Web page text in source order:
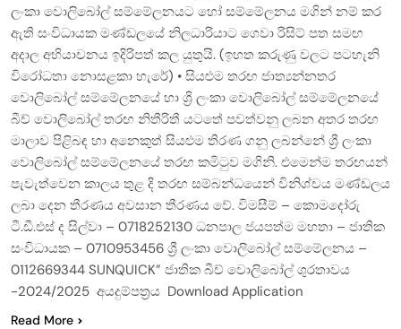
ලංකා වොලිබෝල් සම්මේලනයට හෝ සම්මේලනය මගින් නම් කර
ඇති සංවිධායක මණ්ඩලයේ නිලධාරියාට ගෙවා රිසිට් පත සමඟ
අදාල අභියාචනය ඉදිරිපත් කල යුතුයි. (ඉහත කරුණු වලට පටහැනි
විරෝධතා නොසළකා හැරේ) • සියළුම තරඟ ජාත්‍යන්නතර
වොලිබෝල් සම්මේලනයේ හා ශ්‍රි ලංකා වොලිබෝල් සම්මේලනයේ
බීච් වොලිබෝල් තරඟ නිතීරිතී යටතේ පවත්වනු ලබන අතර තරඟ
මාලාව පිළිබඳ හා අනෙකුත් සියළුම තිරණ ගනු ලබන්නේ ශ්‍රී ලංකා
වොලිබෝල් සම්මේලනයේ තරඟ කමිටුව මගිනි. එමෙන්ම තරඟයන්
පැවැත්වෙන කාලය තුළ දි තරඟ සම්බන්ධයෙන් විනිශ්චය මණ්ඩලය
ලබා දෙන තීරණය අවසාන තීරණය වේ. විමසීම් – කොමදෝරු
ටී.ඩී.එස් ද සිල්වා – 0718252130 ධනපාල ජයපත්ම මහතා – ජාතික
සංවිධායක – 0710953456 ශ්‍රී ලංකා වොලිබෝල් සම්මේලනය –
0112669344 SUNQUICK” ජාතික බීච් වොලිබෝල් ශුරතාවය
-2024/2025 අයදුම්පත්‍රය Download Application
Read More